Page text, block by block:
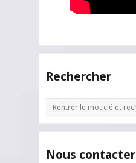
Rechercher
Nous contacter